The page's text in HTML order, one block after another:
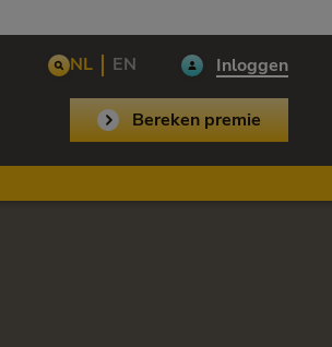
NL EN Inloggen
Bereken premie